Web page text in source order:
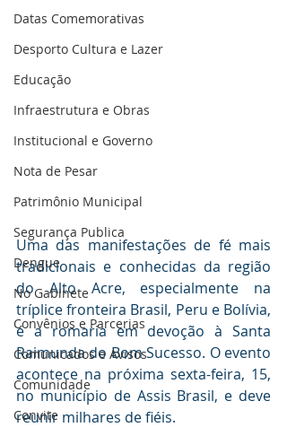
Datas Comemorativas
Desporto Cultura e Lazer
Educação
Infraestrutura e Obras
Institucional e Governo
Nota de Pesar
Patrimônio Municipal
Segurança Publica
Dengue
No Gabinete
Convênios e Parcerias
Comunicados e Avisos
Comunidade
Convite
Uma das manifestações de fé mais
tradicionais e conhecidas da região
do Alto Acre, especialmente na
tríplice fronteira Brasil, Peru e Bolívia,
é a romaria em devoção à Santa
Raimunda do Bom Sucesso. O evento
acontece na próxima sexta-feira, 15,
no município de Assis Brasil, e deve
reunir milhares de fiéis.